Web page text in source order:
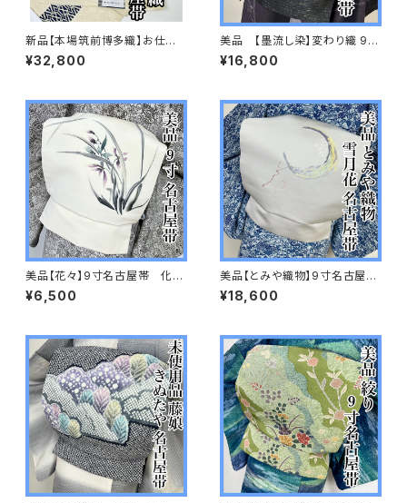
新品【本場筑前博多織】お仕立
て上がり 森博多織謹製 正絹
s749
¥32,800
美品 【墨流し染】変わり織 9寸
名古屋帯 正絹 s659
¥16,800
美品【花々】9寸名古屋帯 化繊
s639
¥6,500
美品【とみや織物】9寸名古屋
帯 帯 正絹 s629
¥18,600